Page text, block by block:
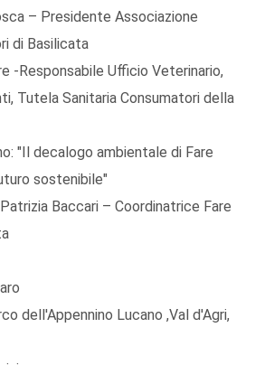
– Presidente Associazione
di Basilicata
-Responsabile Ufficio Veterinario,
Tutela Sanitaria Consumatori della
"Il decalogo ambientale di Fare
sostenibile"
Baccari – Coordinatrice Fare
dell'Appennino Lucano ,Val d'Agri,